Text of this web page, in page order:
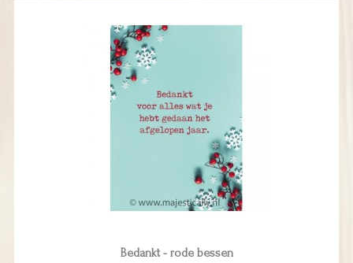
Bedankt - rode bessen